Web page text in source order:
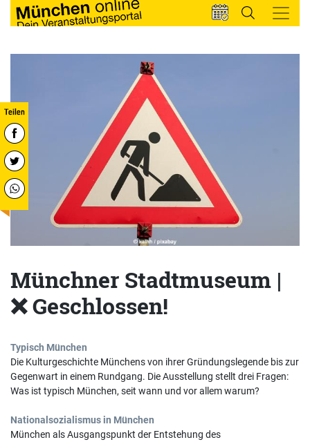
Münchner Stadtmuseum |
❌ Geschlossen!
Typisch München
Die Kulturgeschichte Münchens von ihrer Gründungslegende bis zur
Gegenwart in einem Rundgang. Die Ausstellung stellt drei Fragen:
Was ist typisch München, seit wann und vor allem warum?
Nationalsozialismus in München
München als Ausgangspunkt der Entstehung des